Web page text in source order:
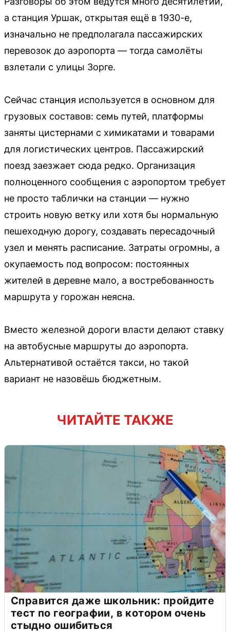
а станция Уршак, открытая ещё в 1930-е,
изначально не предполагала пассажирских
перевозок до аэропорта — тогда самолёты
взлетали с улицы Зорге.
Сейчас станция используется в основном для
грузовых составов: семь путей, платформы
заняты цистернами с химикатами и товарами
для логистических центров. Пассажирский
поезд заезжает сюда редко. Организация
полноценного сообщения с аэропортом требует
не просто таблички на станции — нужно
строить новую ветку или хотя бы нормальную
пешеходную дорогу, создавать пересадочный
узел и менять расписание. Затраты огромны, а
окупаемость под вопросом: постоянных
жителей в деревне мало, а востребованность
маршрута у горожан неясна.
Вместо железной дороги власти делают ставку
на автобусные маршруты до аэропорта.
Альтернативой остаётся такси, но такой
вариант не назовёшь бюджетным.
ЧИТАЙТЕ ТАКЖЕ
Справится даже школьник: пройдите
тест по географии, в котором очень
стыдно ошибиться